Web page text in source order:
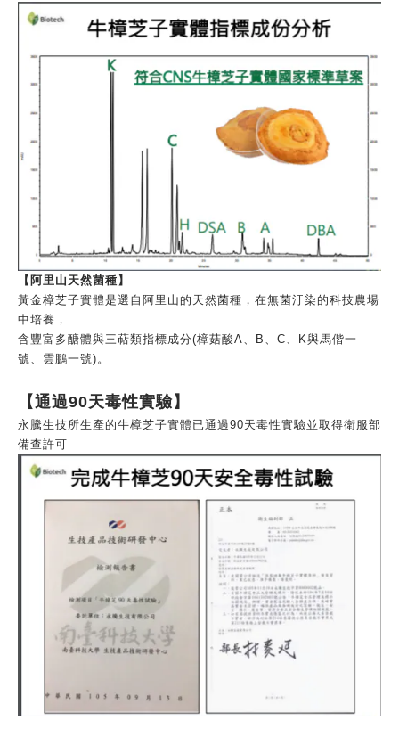
【阿里山天然菌種】
黃金樟芝子實體是選自阿里山的天然菌種，在無菌汙染的科技農場
中培養，
含豐富多醣體與三萜類指標成分(樟菇酸A、B、C、K與馬偕一
號、雲鵬一號)。
【通過90天毒性實驗】
永騰生技所生產的牛樟芝子實體已通過90天毒性實驗並取得衛服部
備查許可